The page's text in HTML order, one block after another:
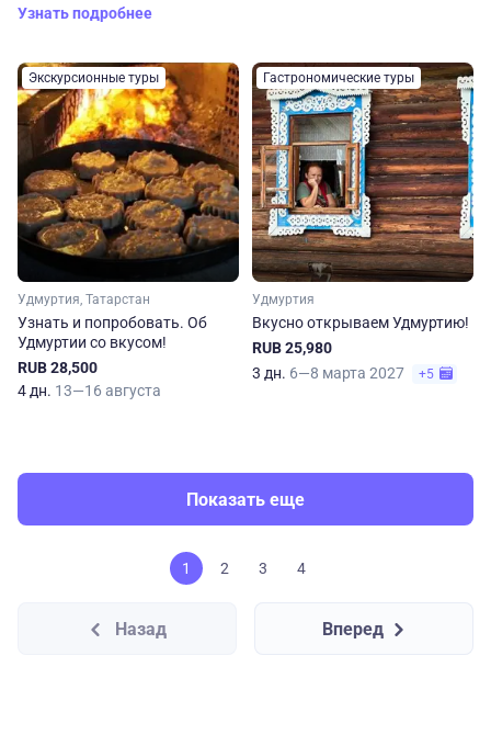
Узнать подробнее
Экскурсионные туры
Удмуртия, Татарстан
Узнать и попробовать. Об
Удмуртии со вкусом!
RUB 28,500
4 дн. 13—16 августа
Гастрономические туры
Удмуртия
Вкусно открываем Удмуртию!
RUB 25,980
3 дн. 6—8 марта 2027 +5
Показать еще
1 2 3 4
Назад Вперед